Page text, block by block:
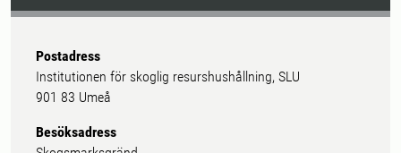
Postadress
Institutionen för skoglig resurshushållning, SLU
901 83 Umeå
Besöksadress